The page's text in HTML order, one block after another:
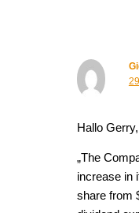
Hallo Gerry,
„The
increase in
share from